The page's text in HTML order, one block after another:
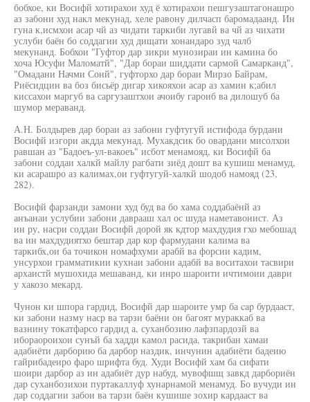
бобхое, ки Восифй хотирахои худ ё хотирахои пешгузаштагонашро
аз забони худ накл мекунад, хеле равону дилчасп баромадаанд. Ин
гуна к,исмхои асар чй аз чидати таркиби лугавй ва чй аз чихати
услуби баён бо соддагии худ дищати хонандаро зуд чалб
мекунанд. Бобхои "Гуфтор дар зикри мунозираи ин камина бо
хоча Юсуфи Маломатй", "Дар бораи шиддати сармой Самарканд",
"Омадани Начми Сонй", гуфторхо дар бораи Мирзо Байрам,
Риёсидцин ва боз бисьёр дигар хикояхои асар аз хамин к;абил
киссахои маргуб ва саргузаштхои ачоибу гароиб ва дилошуб ба
шумор мераванд.
А.Н. Болдырев дар бораи аз забони гуфтугуй истифода бурдани
Восифй изгори акдда мекунад. Мухакдсик бо овардани мисолхои
равшан аз "Бадоеъ-ул-вакоеъ" исбот менамояд, ки Восифй ба
забони соддаи халкй майлу рагбати зиёд дошт ва кушиш менамуд,
ки асарашро аз калимах,ои гуфтугуй-халкй шодоб намояд (23,
282).
Восифй фарзанди замони худ буд ва бо хама соддабаёнй аз
анъанаи услубии забони даврааш хал ос шуда наметавонист. Аз
ин ру, насри соддаи Восифй дорой як кдтор махдудия гхо мебошад
ва ин махдудиятхо бештар дар кор фармудани калима ва
таркибх,ои ба точикон номафхуми арабй ва форсии кадим,
унсурхои грамматикии кухнаи забони адабй ва воситахои тасвири
архаистй мушохида мешаванд, ки инро шароити ичтимоии даври
у хакозо мекард.
Чунон ки шпора гардид, Восифй дар шароите умр ба cap бурдааст,
ки забони назму наср ва тарзи баёни он багоят мураккаб ва
вазнину токатфарсо гардид а, суханбозию лафзпардозй ва
ибораороихои сунъй ба хадди камол расида, такрибан хамаи
адабиёти дарборию ба дарбор наздик, инчунин адабиёти бадеию
гайрибадеиро фаро шрифта буд. Худи Восифй хам ба сифати
шоири дарбор аз ин адабиёт дур набуд, мувофшщ завкд дарбориён
дар суханбозихои пуртакаллуф хунарнамой менамуд. Бо вучуди ин
дар соддагии забои ва тарзи баён кушише зохир кардааст ва